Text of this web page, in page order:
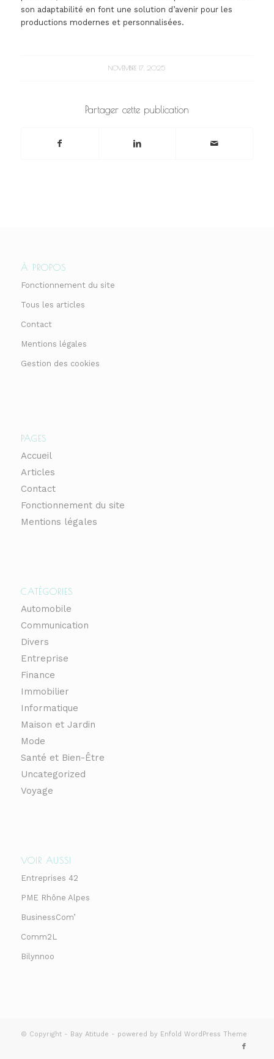
son adaptabilité en font une solution d’avenir pour les
productions modernes et personnalisées.
NOVEMBRE 17, 2025
Partager cette publication
À PROPOS
Fonctionnement du site
Tous les articles
Contact
Mentions légales
Gestion des cookies
PAGES
Accueil
Articles
Contact
Fonctionnement du site
Mentions légales
CATÉGORIES
Automobile
Communication
Divers
Entreprise
Finance
Immobilier
Informatique
Maison et Jardin
Mode
Santé et Bien-Être
Uncategorized
Voyage
VOIR AUSSI
Entreprises 42
PME Rhône Alpes
BusinessCom’
Comm2L
Bilynnoo
© Copyright - Bay Atitude - powered by Enfold WordPress Theme